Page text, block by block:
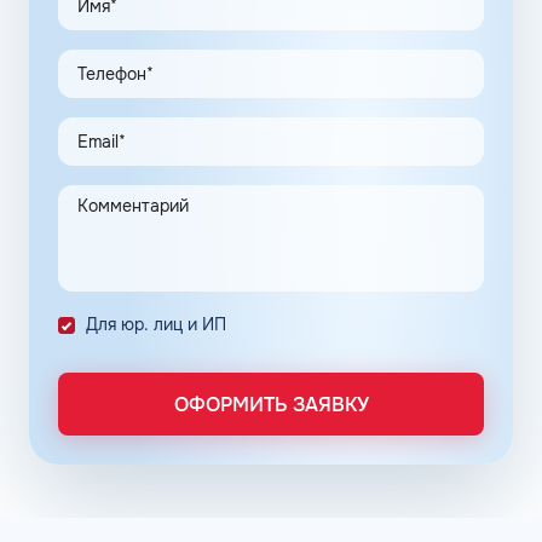
Экономия и качество сервиса, предоставляемого для
клиентов в рамках данной программы, привлекают
предпринимателей. Заправочные карты для ИП
значительно упрощают выполнение задач в области
транспортной логистики.
Автоматизация процессов транспортной логистики
помогает упростить работу сотрудников, сократить
количество поставленных задач и трудозатрат на их
Снизить расходы на топливо помогает контроль
расходов, который осуществляется в упрощенном
Систематизация и сбор информации в одном месте о
расходах водителей на заправках поможет выявить
недобросовестных сотрудников. Использование средств
компании в собственных интересах легко выявить, если
Для юр. лиц и ИП
ОФОРМИТЬ ЗАЯВКУ